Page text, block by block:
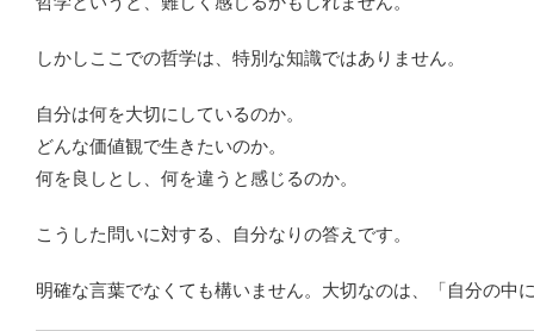
しかしここでの哲学は、特別な知識ではありません。
自分は何を大切にしているのか。
どんな価値観で生きたいのか。
何を良しとし、何を違うと感じるのか。
こうした問いに対する、自分なりの答えです。
明確な言葉でなくても構いません。大切なのは、「自分の中